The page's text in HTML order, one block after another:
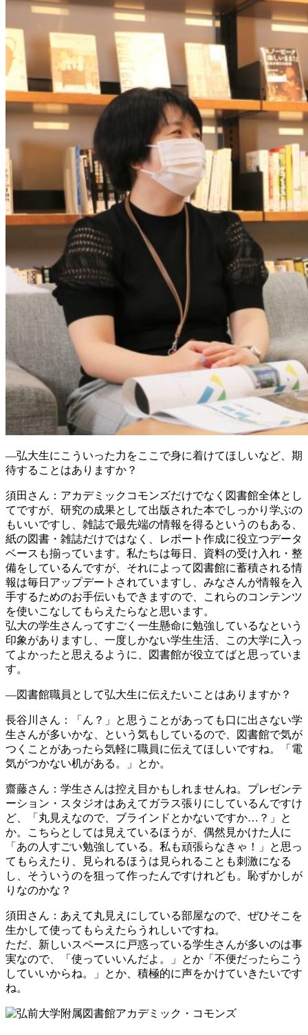
―弘大生にこういった力をここで身に着けてほしいなど、期
待することはありますか？
須田さん ：アカデミックコモンズだけでなく図書館全体とし
てですが、研究の成果として出版された本でしっかり学ぶの
もいいですし、雑誌で最先端の情報を得るというのもある、
紙の図書・雑誌だけではなく、レポート作成に役立つデータ
ベースも揃っています。私たちは毎日、資料の受け入れ・整
備をしているんですが、それによって図書館に蓄積される情
報は毎日アップデートされていますし、みなさんが情報を入
手するためのお手伝いもできますので、これらのコンテンツ
を使いこなしてもらえたらなと思います。
弘大の学生さんってすごく一生懸命に勉強しているなという
印象がありますし、一度しかない学生生活、この大学に入っ
てよかったと思えるように、図書館が役立てばと思っていま
す。
―図書館職員として弘大生に伝えたいことはありますか？
長谷川さん ：「ん？」と思うことがあっても口に出さない学
生さんが多いかな、という気もしているので、図書館で気が
つくことがあったら気軽に職員に伝えてほしいですね。「電
気がつかない机がある。」とか。
齋藤さん ：学生さんは控え目かもしれませんね。プレゼンテ
ーション・スタジオはあえてガラス張りにしているんですけ
ど、「丸見えなので、ブラインドとかないですか…？」と
か。こちらとしては見えているほうが、偶然見かけた人に
「あの人すごい勉強している。私も頑張らなきゃ！」と思っ
てもらえたり、見られるほうは見られることも刺激になる
し、そういうのを狙って作ったんですけれども。恥ずかしが
りなのかな？
須田さん ：あえて丸見えにしている部屋なので、ぜひそこを
生かして使ってもらえたらうれしいですね。
ただ、新しいスペースに戸惑っている学生さんが多いのは事
実なので、「使っていいんだよ。」とか「不便だったらこう
していいからね。」とか、積極的に声をかけていきたいです
ね。